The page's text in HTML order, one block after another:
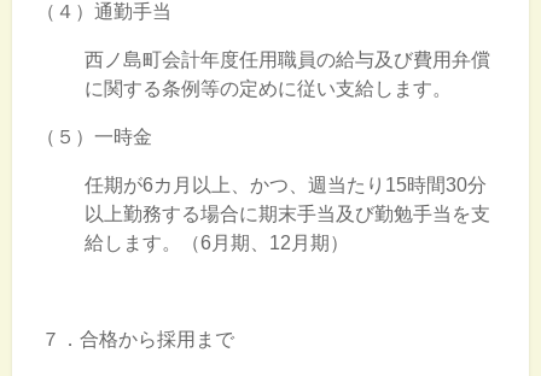
（４）通勤手当
西ノ島町会計年度任用職員の給与及び費用弁償
に関する条例等の定めに従い支給します。
（５）一時金
任期が6カ月以上、かつ、週当たり15時間30分
以上勤務する場合に期末手当及び勤勉手当を支
給します。（6月期、12月期）
７．合格から採用まで